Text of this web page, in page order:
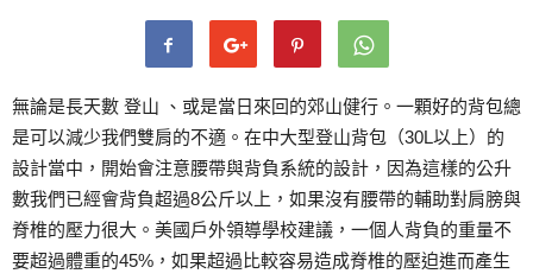
無論是長天數 登山 、或是當日來回的郊山健行。一顆好的背包總
是可以減少我們雙肩的不適。在中大型登山背包（30L以上）的
設計當中，開始會注意腰帶與背負系統的設計，因為這樣的公升
數我們已經會背負超過8公斤以上，如果沒有腰帶的輔助對肩膀與
脊椎的壓力很大。美國戶外領導學校建議，一個人背負的重量不
要超過體重的45%，如果超過比較容易造成脊椎的壓迫進而產生